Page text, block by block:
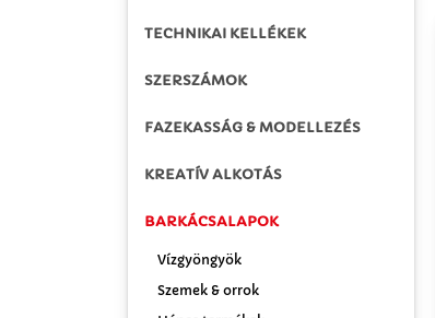
TECHNIKAI KELLÉKEK
SZERSZÁMOK
FAZEKASSÁG & MODELLEZÉS
KREATÍV ALKOTÁS
BARKÁCSALAPOK
Vízgyöngyök
Szemek & orrok